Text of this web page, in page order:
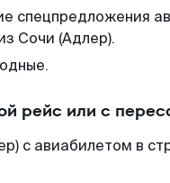
спецпредложения
Сочи (Адлер).
рейс или с
с авиабилетом в